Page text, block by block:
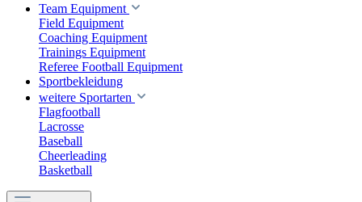
Team Equipment
Field Equipment
Coaching Equipment
Trainings Equipment
Referee Football Equipment
Sportbekleidung
weitere Sportarten
Flagfootball
Lacrosse
Baseball
Cheerleading
Basketball